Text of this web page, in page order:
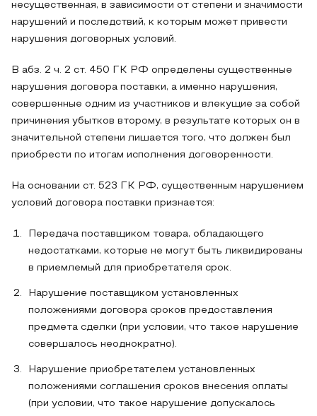
несущественная, в зависимости от степени и значимости
нарушений и последствий, к которым может привести
нарушения договорных условий.
В абз. 2 ч. 2 ст. 450 ГК РФ определены существенные
нарушения договора поставки, а именно нарушения,
совершенные одним из участников и влекущие за собой
причинения убытков второму, в результате которых он в
значительной степени лишается того, что должен был
приобрести по итогам исполнения договоренности.
На основании ст. 523 ГК РФ, существенным нарушением
условий договора поставки признается:
Передача поставщиком товара, обладающего
недостатками, которые не могут быть ликвидированы
в приемлемый для приобретателя срок.
Нарушение поставщиком установленных
положениями договора сроков предоставления
предмета сделки (при условии, что такое нарушение
совершалось неоднократно).
Нарушение приобретателем установленных
положениями соглашения сроков внесения оплаты
(при условии, что такое нарушение допускалось